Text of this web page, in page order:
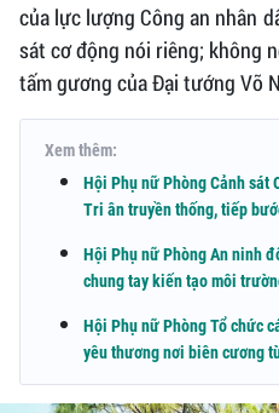
của lực lượng Công an nhân
sát cơ động nói riêng; không
tấm gương của Đại tướng Võ
Xem thêm:
Hội Phụ nữ Phòng Cảnh sát
Tri ân truyền thống, tiếp
Hội Phụ nữ Phòng An ninh
chung tay kiến tạo môi
Hội Phụ nữ Phòng Tổ chức
yêu thương nơi biên cương